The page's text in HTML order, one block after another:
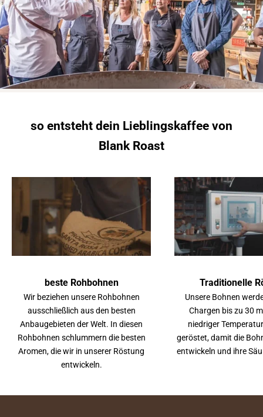
so entsteht dein Lieblingskaffee von
Blank Roast
beste Rohbohnen
Wir beziehen unsere Rohbohnen
ausschließlich aus den besten
Anbaugebieten der Welt. In diesen
Rohbohnen schlummern die besten
Aromen, die wir in unserer Röstung
entwickeln.
Traditionelle
Unsere Bohnen
Chargen bis zu 30
niedriger
geröstet, damit die
entwickeln und ihre